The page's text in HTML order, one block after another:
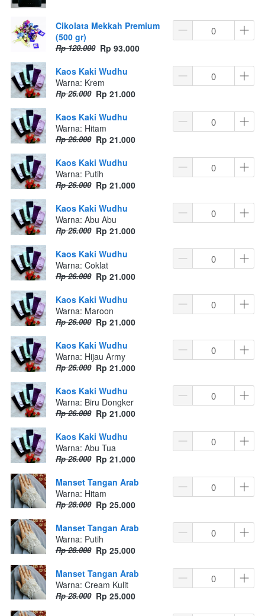
Cikolata Mekkah Premium
(500 gr)
Rp 120.000 Rp 93.000
Kaos Kaki Wudhu
Warna: Krem
Rp 26.000 Rp 21.000
Kaos Kaki Wudhu
Warna: Hitam
Rp 26.000 Rp 21.000
Kaos Kaki Wudhu
Warna: Putih
Rp 26.000 Rp 21.000
Kaos Kaki Wudhu
Warna: Abu Abu
Rp 26.000 Rp 21.000
Kaos Kaki Wudhu
Warna: Coklat
Rp 26.000 Rp 21.000
Kaos Kaki Wudhu
Warna: Maroon
Rp 26.000 Rp 21.000
Kaos Kaki Wudhu
Warna: Hijau Army
Rp 26.000 Rp 21.000
Kaos Kaki Wudhu
Warna: Biru Dongker
Rp 26.000 Rp 21.000
Kaos Kaki Wudhu
Warna: Abu Tua
Rp 26.000 Rp 21.000
Manset Tangan Arab
Warna: Hitam
Rp 28.000 Rp 25.000
Manset Tangan Arab
Warna: Putih
Rp 28.000 Rp 25.000
Manset Tangan Arab
Warna: Cream Kulit
Rp 28.000 Rp 25.000